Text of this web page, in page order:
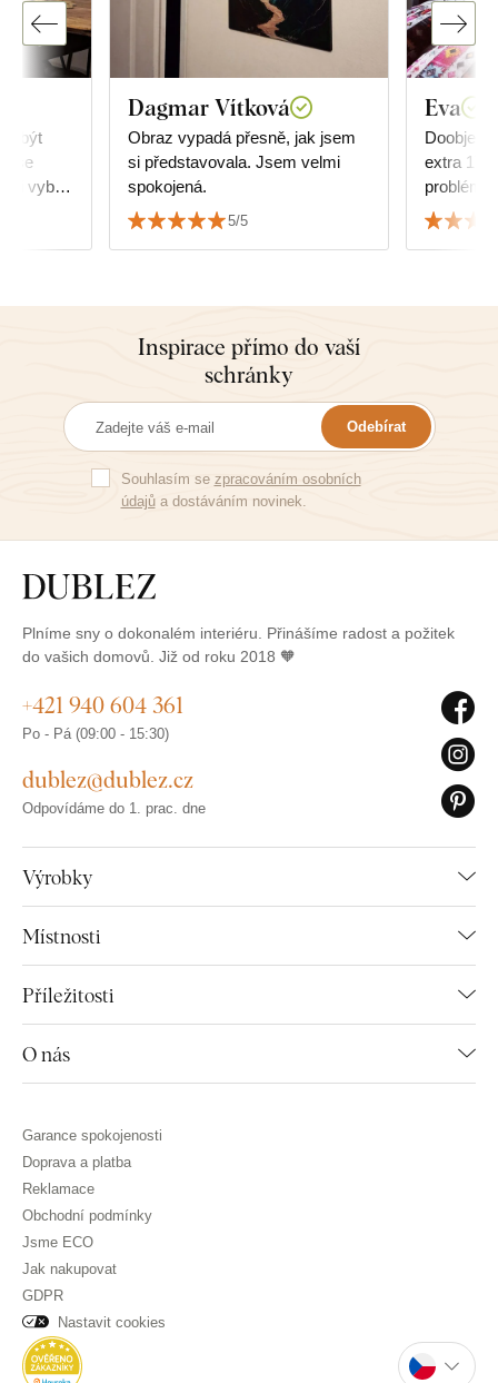
být
se
si vybrat
Dagmar Vítková
Obraz vypadá přesně, jak jsem
si představovala. Jsem velmi
spokojená.
5/5
Eva
extra 17
problém,
srdečně
Inspirace přímo do vaší
schránky
Odebírat
Souhlasím se zpracováním osobních
údajůa dostáváním novinek.
Plníme sny o dokonalém interiéru. Přinášíme radost a požitek
do vašich domovů. Již od roku 2018 🧡
Výrobky
Místnosti
Příležitosti
O nás
+421 940 604 361
Po - Pá (09:00 - 15:30)
dublez@dublez.cz
Odpovídáme do 1. prac. dne
Garance spokojenosti
Doprava a platba
Reklamace
Obchodní podmínky
Jsme ECO
Jak nakupovat
GDPR
Nastavit cookies